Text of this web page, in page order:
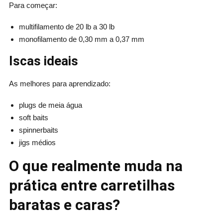
Para começar:
multifilamento de 20 lb a 30 lb
monofilamento de 0,30 mm a 0,37 mm
Iscas ideais
As melhores para aprendizado:
plugs de meia água
soft baits
spinnerbaits
jigs médios
O que realmente muda na
prática entre carretilhas
baratas e caras?